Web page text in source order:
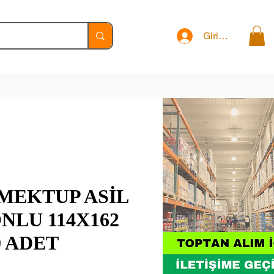
Giriş Yap
ASİL
114X162
ADET